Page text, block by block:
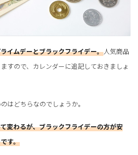
イムデーとブラックフライデー。人気商品
すので、カレンダーに追記しておきましょ
はどちらなのでしょうか。
変わるが、ブラックフライデーの方が安
す。